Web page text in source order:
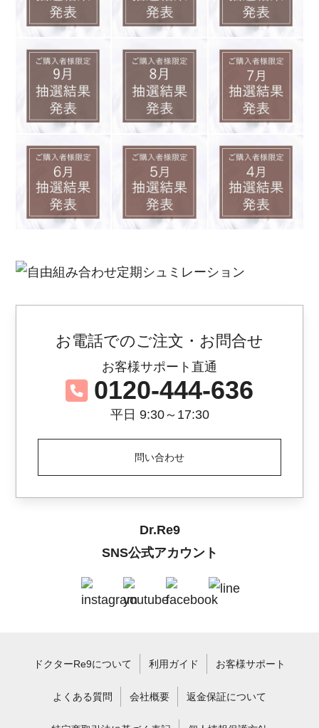
お電話でのご注文・お問合せ
お客様サポート直通
0120-444-636
平日 9:30～17:30
問い合わせ
Dr.Re9
SNS公式アカウント
ドクターRe9について 利用ガイド お客様サポート
よくある質問 会社概要 返金保証について